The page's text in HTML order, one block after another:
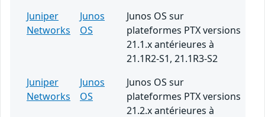
Juniper
Networks
Junos
OS
Junos OS sur
plateformes PTX versions
21.1.x antérieures à
21.1R2-S1, 21.1R3-S2
Juniper
Networks
Junos
OS
Junos OS sur
plateformes PTX versions
21.2.x antérieures à